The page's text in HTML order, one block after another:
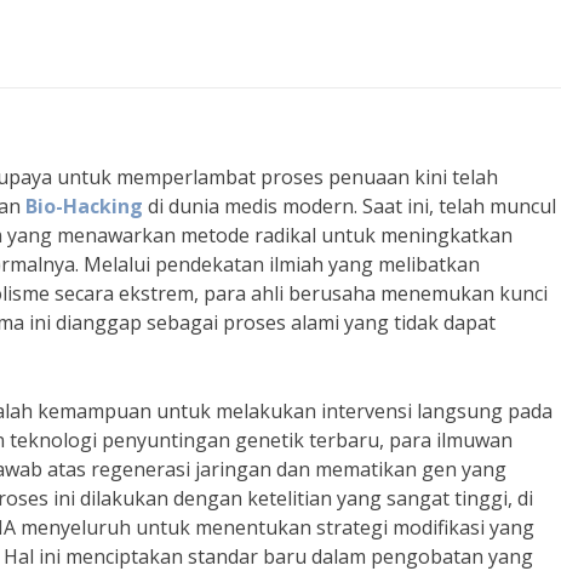
untuk memperlambat proses penuaan kini telah
Bio-Hacking di dunia medis modern. Saat ini, telah muncul
menawarkan metode radikal untuk meningkatkan
Melalui pendekatan ilmiah yang melibatkan
secara ekstrem, para ahli berusaha menemukan kunci
ini dianggap sebagai proses alami yang tidak dapat
kemampuan untuk melakukan intervensi langsung pada
penyuntingan genetik terbaru, para ilmuwan
atas regenerasi jaringan dan mematikan gen yang
ini dilakukan dengan ketelitian yang sangat tinggi, di
menyeluruh untuk menentukan strategi modifikasi yang
ini menciptakan standar baru dalam pengobatan yang